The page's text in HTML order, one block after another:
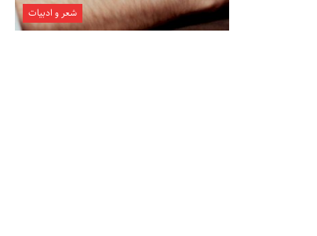
شعر و ادبیات